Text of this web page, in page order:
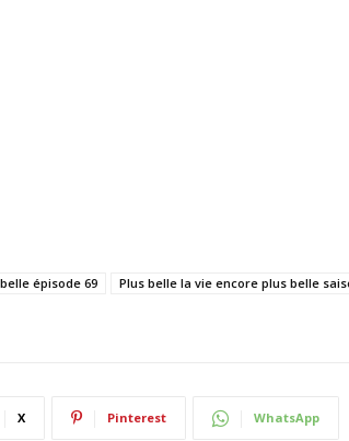
épisode 69 Plus belle la vie encore plus belle
X Pinterest WhatsApp